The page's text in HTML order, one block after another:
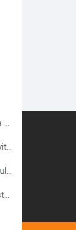
3_Setarea unei chei de acces la curs
4_Adăugarea resurselor și activităților
Schimbarea parolei pentru contul Moodle
6_Moodle_Ghid_Elaborarea testelor